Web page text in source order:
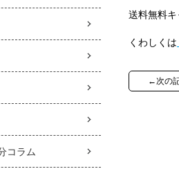
送料無料キ
くわしくは
←次の
コラム